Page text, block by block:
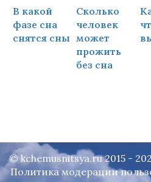
В какой
фазе сна
снятся сны
Сколько
человек
может
прожить
без сна
© kchemusnitsya.ru 2015 -
Политика модерации